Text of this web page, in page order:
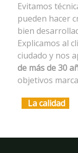
Evitamos
pueden hacer
bien
Explicamos al
ciudado y nos
de más de 30
objetivos
La calidad